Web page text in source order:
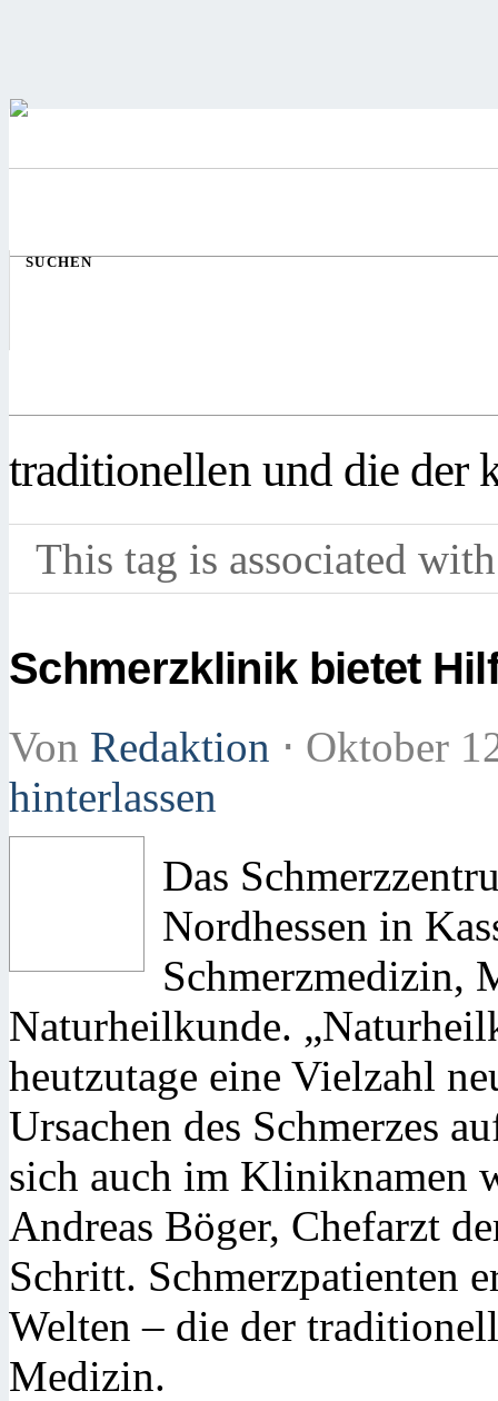
SUCHEN
traditionellen und die der
This tag is associated
Schmerzklinik bietet
Von Redaktion ⋅ Oktober
hinterlassen
Das
Nordhessen in
Schmerzmedizin,
Naturheilkunde.
heutzutage eine Vielzahl
Ursachen des Schmerzes
sich auch im Kliniknamen
Andreas Böger, Chefarzt
Schritt. Schmerzpatienten
Welten – die der
Medizin.